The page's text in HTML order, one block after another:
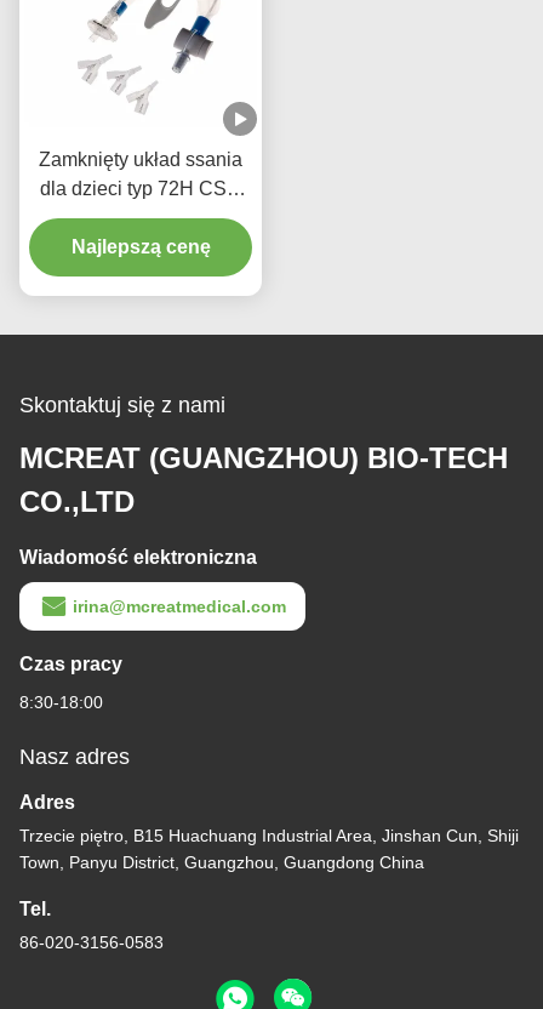
Zamknięty układ ssania
dla dzieci typ 72H CSC
Jednorazowe środki
medyczne
Najlepszą cenę
Skontaktuj się z nami
MCREAT (GUANGZHOU) BIO-TECH
CO.,LTD
Wiadomość elektroniczna
irina@mcreatmedical.com
Czas pracy
8:30-18:00
Nasz adres
Adres
Trzecie piętro, B15 Huachuang Industrial Area, Jinshan Cun, Shiji
Town, Panyu District, Guangzhou, Guangdong China
Tel.
86-020-3156-0583